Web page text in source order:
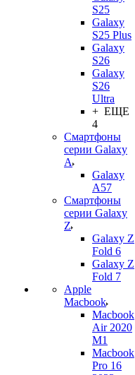
S25
Galaxy
S25 Plus
Galaxy
S26
Galaxy
S26
Ultra
+ ЕЩЕ
4
Смартфоны
серии Galaxy
A
Galaxy
A57
Смартфоны
серии Galaxy
Z
Galaxy Z
Fold 6
Galaxy Z
Fold 7
Apple
Macbook
Macbook
Air 2020
M1
Macbook
Pro 16